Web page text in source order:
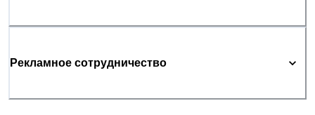
Рекламное сотрудничество